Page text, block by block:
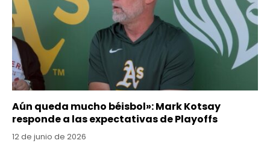
Aún queda mucho béisbol»: Mark Kotsay
responde a las expectativas de Playoffs
12 de junio de 2026